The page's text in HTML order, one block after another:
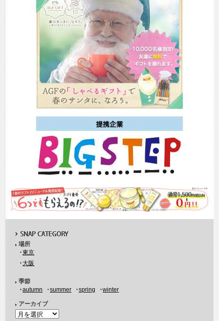
場所
東京
大阪
季節
autumn
summer spring winter
アーカイブ